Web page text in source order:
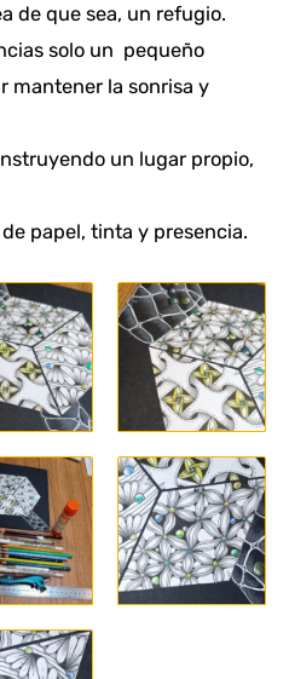
de que sea, un refugio.
solo un pequeño
mantener la sonrisa y
un lugar propio,
papel, tinta y presencia.